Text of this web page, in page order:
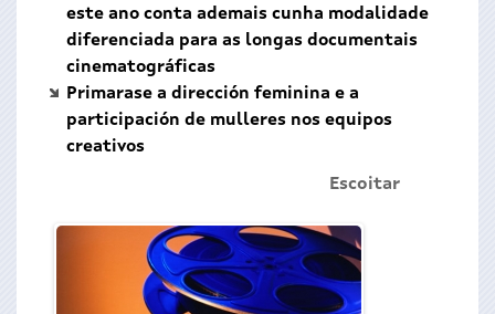
este ano conta ademais cunha modalidade
diferenciada para as longas documentais
cinematográficas
Primarase a dirección feminina e a
participación de mulleres nos equipos
creativos
Escoitar